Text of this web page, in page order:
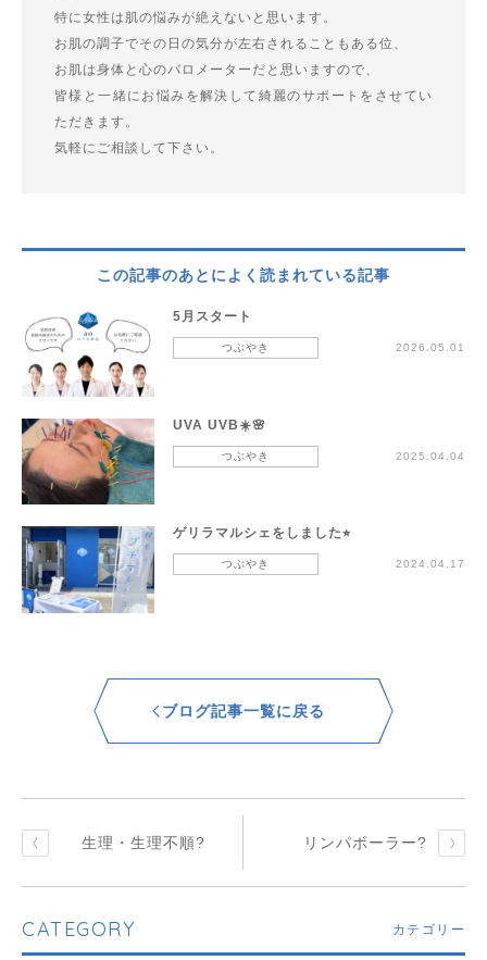
特に女性は肌の悩みが絶えないと思います。
お肌の調子でその日の気分が左右されることもある位、
お肌は身体と心のバロメーターだと思いますので、
皆様と一緒にお悩みを解決して綺麗のサポートをさせてい
ただきます。
気軽にご相談して下さい。
この記事のあとによく読まれている記事
5月スタート
つぶやき 2026.05.01
UVA UVB☀️🌸
つぶやき 2025.04.04
ゲリラマルシェをしました⭐︎
つぶやき 2024.04.17
ブログ記事一覧に戻る
生理・生理不順? リンパボーラー?
CATEGORY カテゴリー